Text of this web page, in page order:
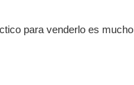
para venderlo es mucho